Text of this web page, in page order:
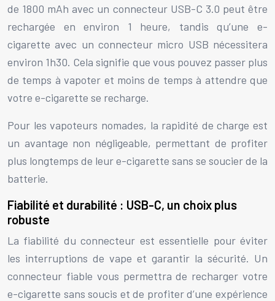
de 1800 mAh avec un connecteur USB-C 3.0 peut être
rechargée en environ 1 heure, tandis qu’une e-
cigarette avec un connecteur micro USB nécessitera
environ 1h30. Cela signifie que vous pouvez passer plus
de temps à vapoter et moins de temps à attendre que
votre e-cigarette se recharge.
Pour les vapoteurs nomades, la rapidité de charge est
un avantage non négligeable, permettant de profiter
plus longtemps de leur e-cigarette sans se soucier de la
batterie.
Fiabilité et durabilité : USB-C, un choix plus
robuste
La fiabilité du connecteur est essentielle pour éviter
les interruptions de vape et garantir la sécurité. Un
connecteur fiable vous permettra de recharger votre
e-cigarette sans soucis et de profiter d’une expérience